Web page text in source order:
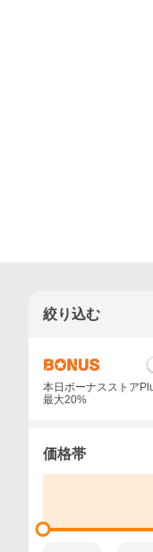
絞り込む
本日ボーナスストア
最大20%
価格帯